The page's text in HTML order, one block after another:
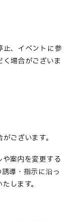
、イベントに参
場合がございま
ございます。
案内を変更する
導・指示に沿っ
します。